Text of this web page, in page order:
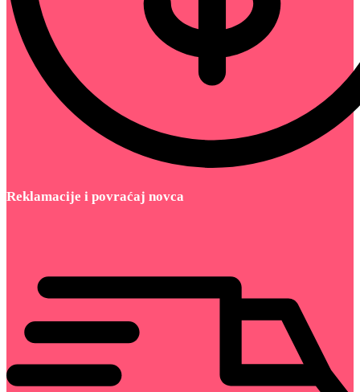
Reklamacije i povraćaj novca